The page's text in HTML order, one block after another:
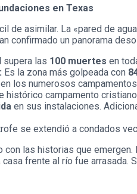
en Texas
de asimilar. La «pared de
confirmado un panorama
supera las 100 muertes en
Es la zona más golpeada con
los numerosos
histórico campamento
en sus instalaciones.
se extendió a condados
las historias que
frente al río fue arrasada.